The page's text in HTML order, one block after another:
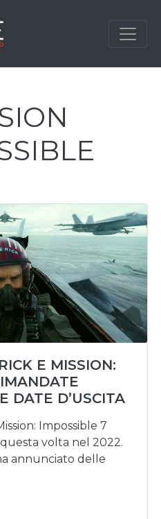
E MISSION:
DATE D’USCITA
Impossible 7
volta nel 2022.
annunciato delle